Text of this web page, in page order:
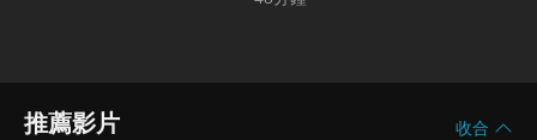
推薦影片 收合